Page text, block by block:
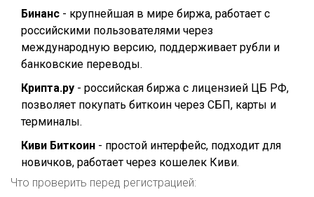
Бинанс - крупнейшая в мире биржа, работает с
российскими пользователями через
международную версию, поддерживает рубли и
банковские переводы.
Крипта.ру - российская биржа с лицензией ЦБ РФ,
позволяет покупать биткоин через СБП, карты и
терминалы.
Киви Биткоин - простой интерфейс, подходит для
новичков, работает через кошелек Киви.
Что проверить перед регистрацией: